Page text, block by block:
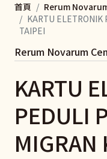
首頁
Rerum
KARTU ELETRONIK
TAIPEI
KARTU
PEDULI
MIGRAN
Rerum Novarum